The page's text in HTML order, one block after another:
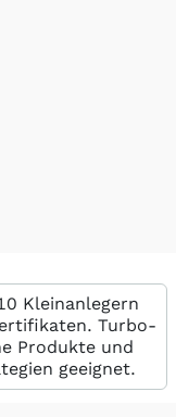
Kleinanlegern
Turbo-
Produkte und
geeignet.